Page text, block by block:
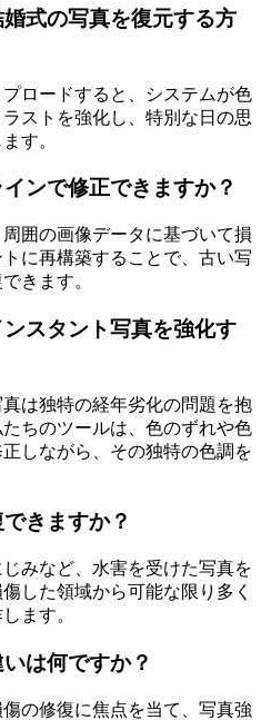
式の写真を復元する方
ロードすると、システムが色
ストを強化し、特別な日の思
す。
ンで修正できますか？
囲の画像データに基づいて損
に再構築することで、古い写
きます。
スタント写真を強化す
は独特の経年劣化の問題を抱
ちのツールは、色のずれや色
しながら、その独特の色調を
きますか？
みなど、水害を受けた写真を
した領域から可能な限り多く
ます。
は何ですか？
の修復に焦点を当て、写真強